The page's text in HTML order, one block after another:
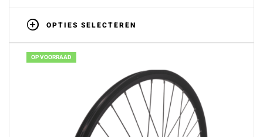
OPTIES SELECTEREN
OP VOORRAAD